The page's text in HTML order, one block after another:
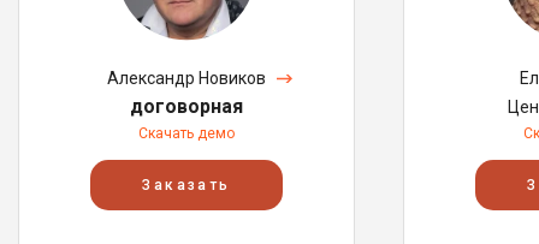
Александр Новиков
договорная
Скачать демо
Заказать